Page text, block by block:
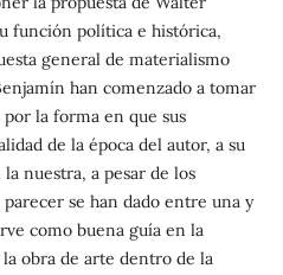
función política e histórica,
general de materialismo
han comenzado a tomar
la forma en que sus
de la época del autor, a su
nuestra, a pesar de los
se han dado entre una y
como buena guía en la
obra de arte dentro de la